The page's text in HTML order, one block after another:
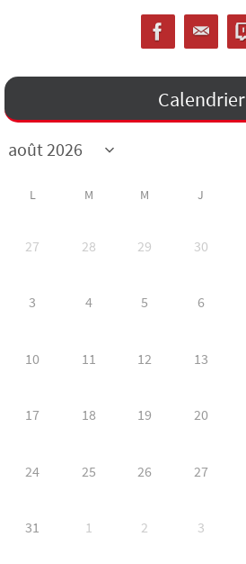
Calendrier
L M M J
27 28 29 30
3 4 5 6
10 11 12 13
17 18 19 20
24 25 26 27
31 1 2 3